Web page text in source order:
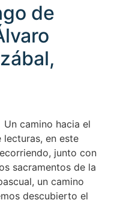
de
camino hacia el
lecturas, en este
junto con
sacramentos de la
un camino
descubierto el